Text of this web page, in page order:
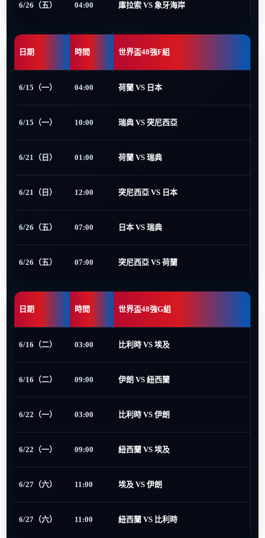
6/26（五） 04:00 庫拉索 VS 象牙海岸
日期 時間 世界盃48強F組
6/15（一） 04:00 荷蘭 VS 日本
6/15（一） 10:00 瑞典 VS 突尼西亞
6/21（日） 01:00 荷蘭 VS 瑞典
6/21（日） 12:00 突尼西亞 VS 日本
6/26（五） 07:00 日本 VS 瑞典
6/26（五） 07:00 突尼西亞 VS 荷蘭
日期 時間 世界盃48強G組
6/16（二） 03:00 比利時 VS 埃及
6/16（二） 09:00 伊朗 VS 紐西蘭
6/22（一） 03:00 比利時 VS 伊朗
6/22（一） 09:00 紐西蘭 VS 埃及
6/27（六） 11:00 埃及 VS 伊朗
6/27（六） 11:00 紐西蘭 VS 比利時